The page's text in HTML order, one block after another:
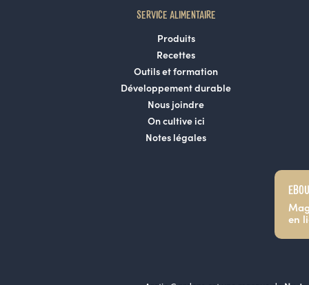
SERVICE ALIMENTAIRE
Produits
Recettes
Outils et formation
Développement durable
Nous joindre
On cultive ici
Notes légales
en